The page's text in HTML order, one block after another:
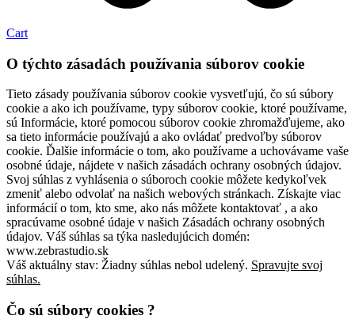
Cart
O týchto zásadách používania súborov cookie
Tieto zásady používania súborov cookie vysvetľujú, čo sú súbory
cookie a ako ich používame, typy súborov cookie, ktoré používame,
sú Informácie, ktoré pomocou súborov cookie zhromažďujeme, ako
sa tieto informácie používajú a ako ovládať predvoľby súborov
cookie. Ďalšie informácie o tom, ako používame a uchovávame vaše
osobné údaje, nájdete v našich zásadách ochrany osobných údajov.
Svoj súhlas z vyhlásenia o súboroch cookie môžete kedykoľvek
zmeniť alebo odvolať na našich webových stránkach. Získajte viac
informácií o tom, kto sme, ako nás môžete kontaktovať , a ako
spracúvame osobné údaje v našich Zásadách ochrany osobných
údajov. Váš súhlas sa týka nasledujúcich domén:
www.zebrastudio.sk
Váš aktuálny stav: Žiadny súhlas nebol udelený. Spravujte svoj
súhlas.
Čo sú súbory cookies ?